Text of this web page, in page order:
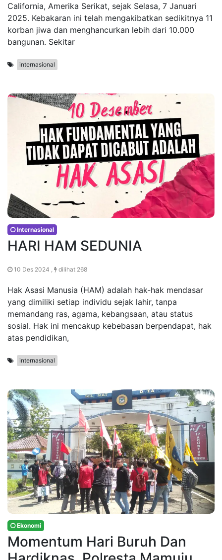
California, Amerika Serikat, sejak Selasa, 7 Januari
2025. Kebakaran ini telah mengakibatkan sedikitnya 11
korban jiwa dan menghancurkan lebih dari 10.000
bangunan. Sekitar
internasional
Internasional
HARI HAM SEDUNIA
10 Des 2024 , dilihat 268
Hak Asasi Manusia (HAM) adalah hak-hak mendasar
yang dimiliki setiap individu sejak lahir, tanpa
memandang ras, agama, kebangsaan, atau status
sosial. Hak ini mencakup kebebasan berpendapat, hak
atas pendidikan,
internasional
Ekonomi
Momentum Hari Buruh Dan